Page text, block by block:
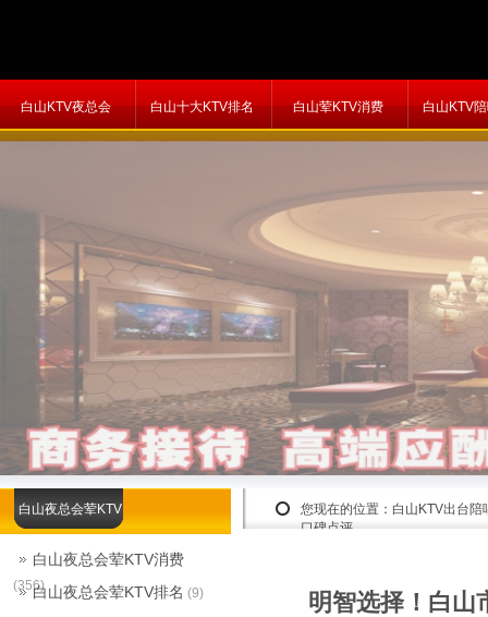
白山KTV夜总会 白山十大KTV排名 白山荤KTV消费 白山KTV
您现在的位置： 白山KTV出台陪
口碑点评
明智选择！白山
白山夜总会荤KTV
白山夜总会荤KTV消费
(356)白山夜总会荤KTV排名 (9)